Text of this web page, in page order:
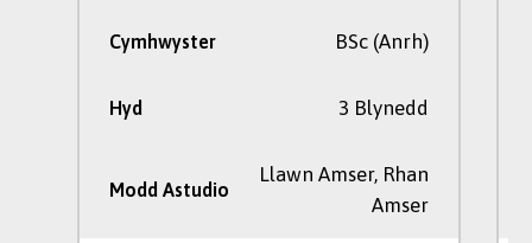
Cymhwyster BSc (Anrh)
Hyd 3 Blynedd
Modd Astudio
Llawn Amser, Rhan
Amser